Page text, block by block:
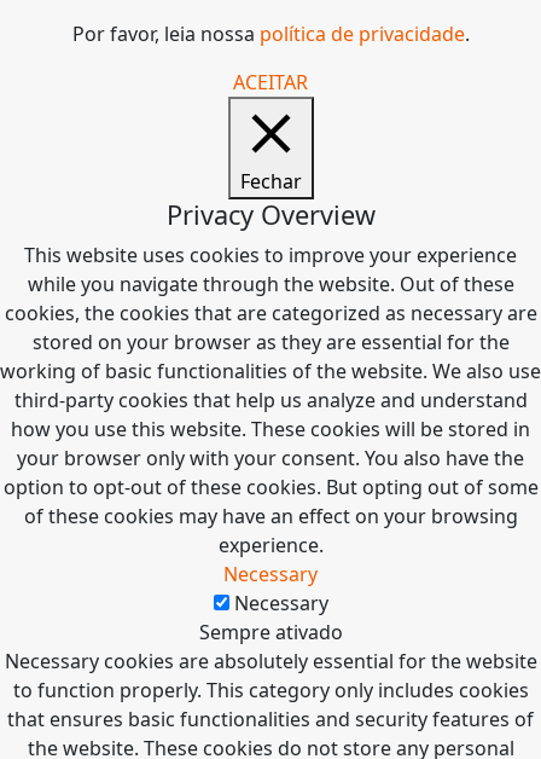
Por favor, leia nossa política de privacidade.
ACEITAR
Fechar
Privacy Overview
This website uses cookies to improve your experience
while you navigate through the website. Out of these
cookies, the cookies that are categorized as necessary are
stored on your browser as they are essential for the
working of basic functionalities of the website. We also use
third-party cookies that help us analyze and understand
how you use this website. These cookies will be stored in
your browser only with your consent. You also have the
option to opt-out of these cookies. But opting out of some
of these cookies may have an effect on your browsing
experience.
Necessary
Necessary
Sempre ativado
Necessary cookies are absolutely essential for the website
to function properly. This category only includes cookies
that ensures basic functionalities and security features of
the website. These cookies do not store any personal